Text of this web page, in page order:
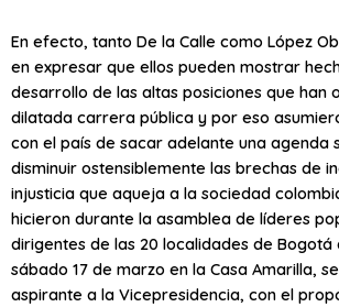
En efecto, tanto De la Calle como López
en expresar que ellos pueden mostrar
desarrollo de las altas posiciones que han
dilatada carrera pública y por eso
con el país de sacar adelante una agenda
disminuir ostensiblemente las brechas de
injusticia que aqueja a la sociedad
hicieron durante la asamblea de líderes
dirigentes de las 20 localidades de Bogotá
sábado 17 de marzo en la Casa Amarilla,
aspirante a la Vicepresidencia, con el